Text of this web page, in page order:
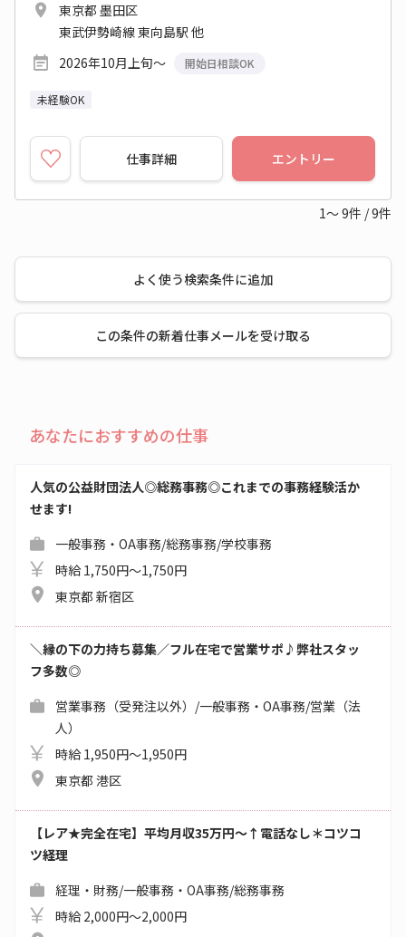
東京都 墨田区
東武伊勢崎線 東向島駅 他
2026年10月上旬～
開始日相談OK
未経験OK
仕事詳細 エントリー
1～9件 /9件
よく使う検索条件に追加
この条件の新着仕事メールを受け取る
あなたにおすすめの仕事
人気の公益財団法人◎総務事務◎これまでの事務経験活か
せます!
一般事務・OA事務/総務事務/学校事務
時給 1,750円～1,750円
東京都 新宿区
＼縁の下の力持ち募集／フル在宅で営業サポ♪弊社スタッ
フ多数◎
営業事務（受発注以外）/一般事務・OA事務/営業（法
人）
時給 1,950円～1,950円
東京都 港区
【レア★完全在宅】平均月収35万円～↑電話なし＊コツコ
ツ経理
経理・財務/一般事務・OA事務/総務事務
時給 2,000円～2,000円